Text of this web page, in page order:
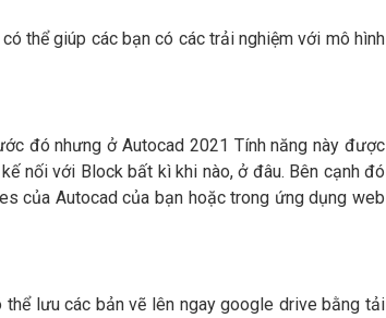
thể giúp các bạn có các trải nghiệm với mô hình
đó nhưng ở Autocad 2021 Tính năng này được
nối với Block bất kì khi nào, ở đâu. Bên cạnh đó
của Autocad của bạn hoặc trong ứng dụng web
lưu các bản vẽ lên ngay google drive bằng tải